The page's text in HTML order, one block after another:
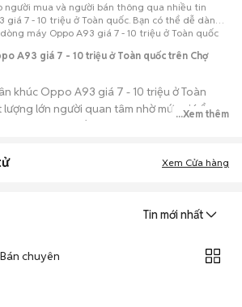
người mua và người bán thông qua nhiều tin
giá 7 - 10 triệu ở Toàn quốc. Bạn có thể dễ dàng
máy Oppo A93 giá 7 - 10 triệu ở Toàn quốc
A93 giá 7 - 10 triệu ở Toàn quốc trên Chợ
khúc Oppo A93 giá 7 - 10 triệu ở Toàn
lớn người quan tâm nhờ mức giá ổn
phù hợp với số đông.
cung cấp cho bạn nhiều lựa chọn về tỷ lệ
Việc gặp nhau trực tiếp giúp bạn có thời
...Xem thêm
Xem Cửa hàng
Tin mới nhất
Bán chuyên